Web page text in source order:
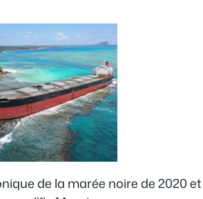
de la marée noire de 2020 et